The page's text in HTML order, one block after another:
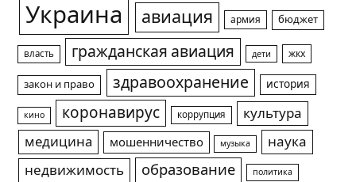
Украина авиация армия бюджет
власть гражданская авиация дети жкх
закон и право здравоохранение история
кино коронавирус коррупция
культура
медицина
мошенничество музыка
наука
недвижимость
образование политика